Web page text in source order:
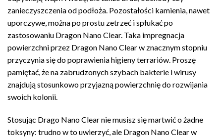
zanieczyszczenia od podłoża. Pozostałości kamienia, nawet
uporczywe, można po prostu zetrzeć i spłukać po
zastosowaniu Dragon Nano Clear. Taka impregnacja
powierzchni przez Dragon Nano Clear w znacznym stopniu
przyczynia się do poprawienia higieny terrariów. Proszę
pamiętać, że na zabrudzonych szybach bakterie i wirusy
znajdują stosunkowo przyjazną powierzchnię do rozwijania
swoich kolonii.
Stosując Drago Nano Clear nie musisz się martwić o żadne
toksyny: trudno w to uwierzyć, ale Dragon Nano Clear w